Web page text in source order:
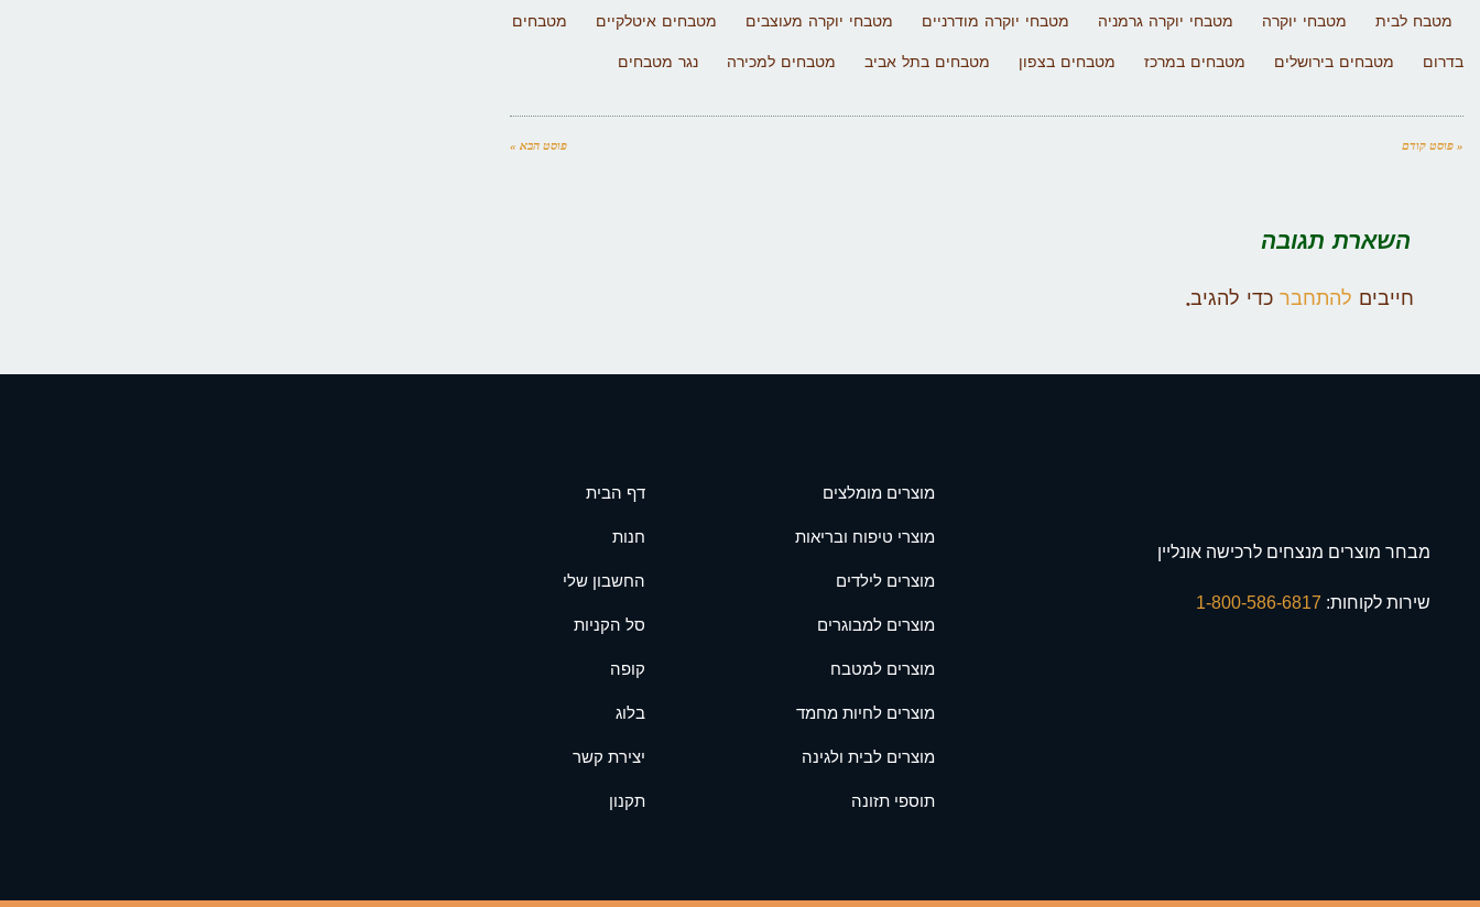
מטבח לבית מטבחי יוקרה מטבחי יוקרה גרמניה מטבחי יוקרה מודרניים מטבחי יוקרה מעוצבים מטבחים איטלקיים
מטבחים
בדרום
מטבחים בירושלים מטבחים במרכז מטבחים בצפון מטבחים בתל אביב מטבחים למכירה נגר מטבחים
« פוסט קודם פוסט הבא »
השארת תגובה
חייבים להתחבר כדי להגיב.
מבחר מוצרים מנצחים לרכישה אונליין
שירות לקוחות:
מוצרים מומלצים
מוצרי טיפוח ובריאות
מוצרים לילדים
מוצרים למבוגרים
מוצרים למטבח
מוצרים לחיות מחמד
מוצרים לבית ולגינה
תוספי תזונה
דף הבית
חנות
החשבון שלי
סל הקניות
קופה
בלוג
יצירת קשר
תקנון